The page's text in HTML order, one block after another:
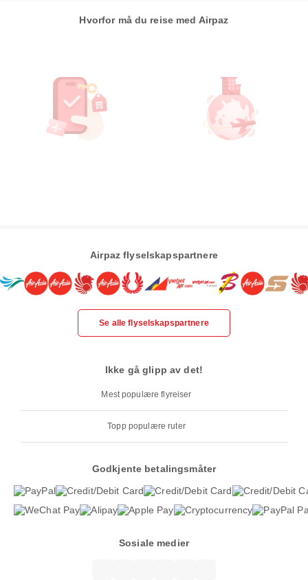
Hvorfor må du reise med Airpaz
Airpaz flyselskapspartnere
Se alle flyselskapspartnere
Ikke gå glipp av det!
Mest populære flyreiser
Topp populære ruter
Godkjente betalingsmåter
Sosiale medier